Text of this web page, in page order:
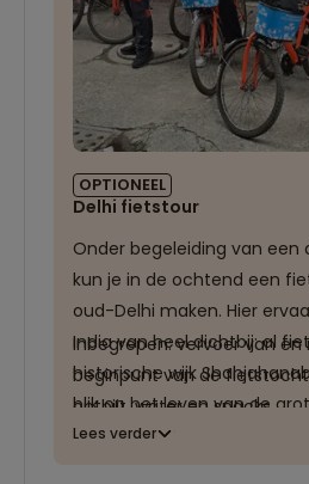
OPTIONEEL
Delhi fietstour
Onder begeleiding van een
kun je in de ochtend een
oud-Delhi maken. Hier
India van heel dichtbij: al
historische wijk
blik op het leven van de
Shah Jahan die hier in de
Inbegrepen: vervoer van en
beginpunt van de
ontbijt, water en snacks.
Lees verder